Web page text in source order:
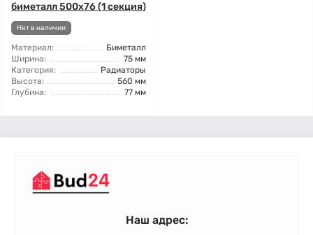
биметалл 500x76 (1 секция)
Нет в наличии
Материал:
Биметалл
Ширина:
75 мм
Категория:
Радиаторы
Высота:
560 мм
Глубина:
77 мм
Наш адрес: